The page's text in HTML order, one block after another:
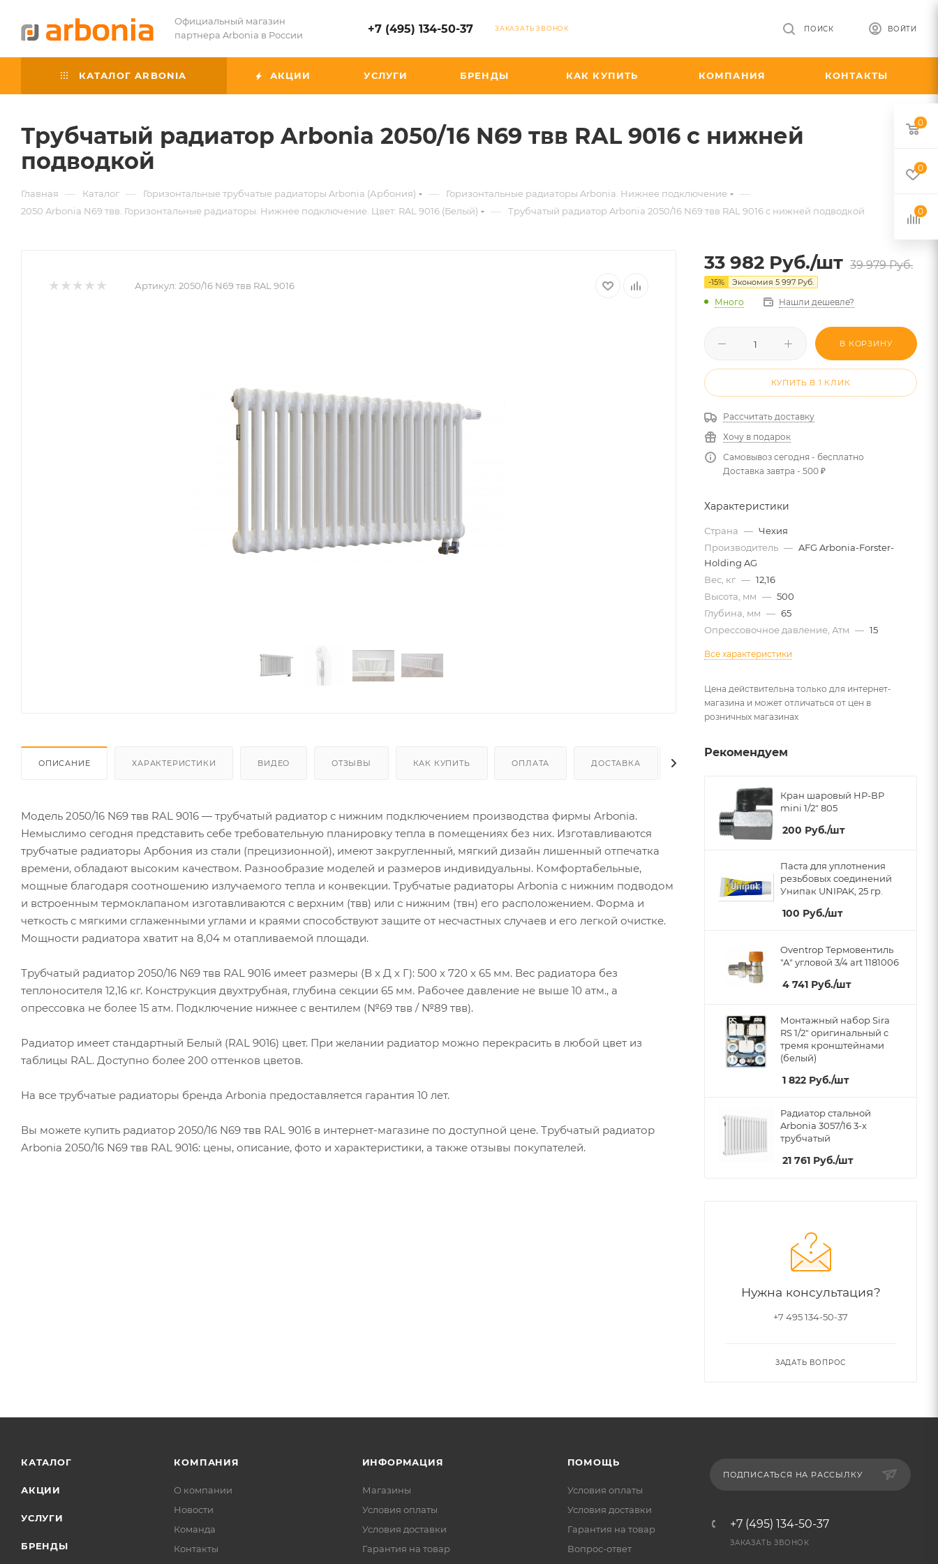
Официальный магазин
партнера Arbonia в России
+7 (495) 134-50-37 ЗАКАЗАТЬ ЗВОНОК ВОЙТИ
ПОИСК
КАТАЛОГ ARBONIA АКЦИИ УСЛУГИ БРЕНДЫ КАК КУПИТЬ КОМПАНИЯ КОНТАКТЫ
Трубчатый радиатор Arbonia 2050/16 N69 твв RAL 9016 с нижней
подводкой
Главная — Каталог — Горизонтальные трубчатые радиаторы Arbonia (Арбония) — Горизонтальные радиаторы Arbonia. Нижнее подключение —
2050 Arbonia N69 твв. Горизонтальные радиаторы. Нижнее подключение. Цвет: RAL 9016 (Белый) — Трубчатый радиатор Arbonia 2050/16 N69 твв RAL 9016 с нижней подводкой
Артикул: 2050/16 N69 твв RAL 9016
ОПИСАНИЕ ХАРАКТЕРИСТИКИ ВИДЕО ОТЗЫВЫ КАК КУПИТЬ ОПЛАТА ДОСТАВКА
Модель 2050/16 N69 твв RAL 9016 — трубчатый радиатор с нижним подключением производства фирмы Arbonia.
Немыслимо сегодня представить себе требовательную планировку тепла в помещениях без них. Изготавливаются
трубчатые радиаторы Арбония из стали (прецизионной), имеют закругленный, мягкий дизайн лишенный отпечатка
времени, обладают высоким качеством. Разнообразие моделей и размеров индивидуальны. Комфортабельные,
мощные благодаря соотношению излучаемого тепла и конвекции. Трубчатые радиаторы Arbonia с нижним подводом
и встроенным термоклапаном изготавливаются с верхним (твв) или с нижним (твн) его расположением. Форма и
четкость с мягкими сглаженными углами и краями способствуют защите от несчастных случаев и его легкой очистке.
Мощности радиатора хватит на 8,04 м отапливаемой площади.
Трубчатый радиатор 2050/16 N69 твв RAL 9016 имеет размеры (В x Д x Г): 500 x 720 x 65 мм. Вес радиатора без
теплоносителя 12,16 кг. Конструкция двухтрубная, глубина секции 65 мм. Рабочее давление не выше 10 атм., а
опрессовка не более 15 атм. Подключение нижнее с вентилем (№69 твв / №89 твв).
Радиатор имеет стандартный Белый (RAL 9016) цвет. При желании радиатор можно перекрасить в любой цвет из
таблицы RAL. Доступно более 200 оттенков цветов.
На все трубчатые радиаторы бренда Аrbonia предоставляется гарантия 10 лет.
Вы можете купить радиатор 2050/16 N69 твв RAL 9016 в интернет-магазине по доступной цене. Трубчатый радиатор
Arbonia 2050/16 N69 твв RAL 9016: цены, описание, фото и характеристики, а также отзывы покупателей.
33 982 Руб./шт 39 979Руб.
-15% Экономия 5 997 Руб.
Много Нашли дешевле?
В КОРЗИНУ
КУПИТЬ В 1 КЛИК
Рассчитать доставку
Хочу в подарок
Самовывоз сегодня - бесплатно
Доставка завтра - 500 ₽
Характеристики
Страна — Чехия
Производитель — AFG Arbonia-Forster-
Holding AG
Вес, кг — 12,16
Высота, мм — 500
Глубина, мм — 65
Опрессовочное давление, Атм — 15
Все характеристики
Цена действительна только для интернет-
магазина и может отличаться от цен в
розничных магазинах
Рекомендуем
Кран шаровый НР-ВР
mini 1/2" 805
200 Руб./шт
Паста для уплотнения
резьбовых соединений
Унипак UNIPAK, 25 гр.
100 Руб./шт
Oventrop Термовентиль
"А" угловой 3/4 art 1181006
4 741 Руб./шт
Монтажный набор Sira
RS 1/2" оригинальный c
тремя кронштейнами
(белый)
1 822 Руб./шт
Радиатор стальной
Arbonia 3057/16 3-х
трубчатый
21 761 Руб./шт
Нужна консультация?
+7 495 134-50-37
ЗАДАТЬ ВОПРОС
КАТАЛОГ
АКЦИИ
УСЛУГИ
БРЕНДЫ
КОМПАНИЯ
О компании
Новости
Команда
Контакты
ИНФОРМАЦИЯ
Магазины
Условия оплаты
Условия доставки
Гарантия на товар
ПОМОЩЬ
Условия оплаты
Условия доставки
Гарантия на товар
Вопрос-ответ
ПОДПИСАТЬСЯ НА РАССЫЛКУ
+7 (495) 134-50-37
ЗАКАЗАТЬ ЗВОНОК
0
0
0